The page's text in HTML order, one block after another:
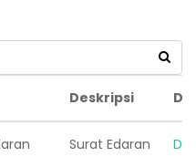
Deskripsi
Surat Edaran